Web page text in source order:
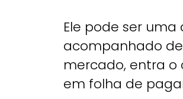
Ele pode ser
acompanhado
mercado, entra
em folha de